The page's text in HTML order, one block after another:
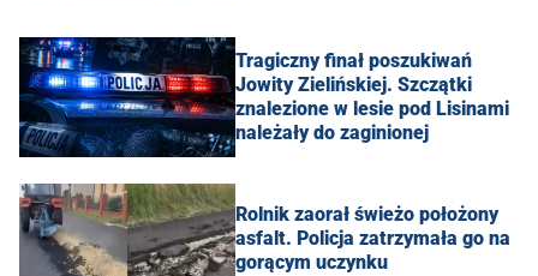
Tragiczny finał poszukiwań
Jowity Zielińskiej. Szczątki
znalezione w lesie pod Lisinami
należały do zaginionej
Rolnik zaorał świeżo położony
asfalt. Policja zatrzymała go na
gorącym uczynku